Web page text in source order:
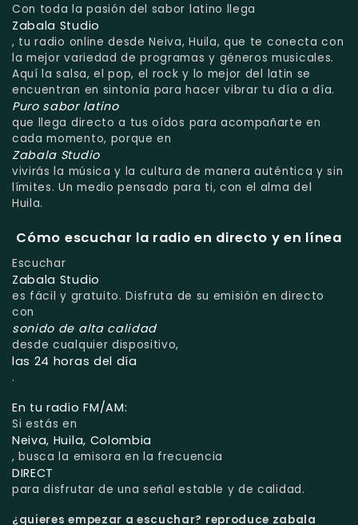
Con toda la pasión del sabor latino llega
Zabala Studio
, tu radio online desde Neiva, Huila, que te conecta con
la mejor variedad de programas y géneros musicales.
Aquí la salsa, el pop, el rock y lo mejor del latin se
encuentran en sintonía para hacer vibrar tu día a día.
Puro sabor latino
que llega directo a tus oídos para acompañarte en
cada momento, porque en
Zabala Studio
vivirás la música y la cultura de manera auténtica y sin
límites. Un medio pensado para ti, con el alma del
Huila.
Cómo escuchar la radio en directo y en línea
Escuchar
Zabala Studio
es fácil y gratuito. Disfruta de su emisión en directo
con
sonido de alta calidad
desde cualquier dispositivo,
las 24 horas del día
.
En tu radio FM/AM:
Si estás en
Neiva, Huila, Colombia
, busca la emisora en la frecuencia
DIRECT
para disfrutar de una señal estable y de calidad.
¿quieres empezar a escuchar? reproduce zabala